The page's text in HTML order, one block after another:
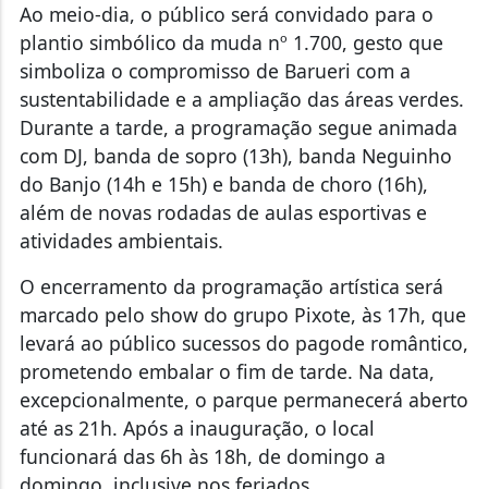
Ao meio-dia, o público será convidado para o
plantio simbólico da muda nº 1.700, gesto que
simboliza o compromisso de Barueri com a
sustentabilidade e a ampliação das áreas verdes.
Durante a tarde, a programação segue animada
com DJ, banda de sopro (13h), banda Neguinho
do Banjo (14h e 15h) e banda de choro (16h),
além de novas rodadas de aulas esportivas e
atividades ambientais.
O encerramento da programação artística será
marcado pelo show do grupo Pixote, às 17h, que
levará ao público sucessos do pagode romântico,
prometendo embalar o fim de tarde. Na data,
excepcionalmente, o parque permanecerá aberto
até as 21h. Após a inauguração, o local
funcionará das 6h às 18h, de domingo a